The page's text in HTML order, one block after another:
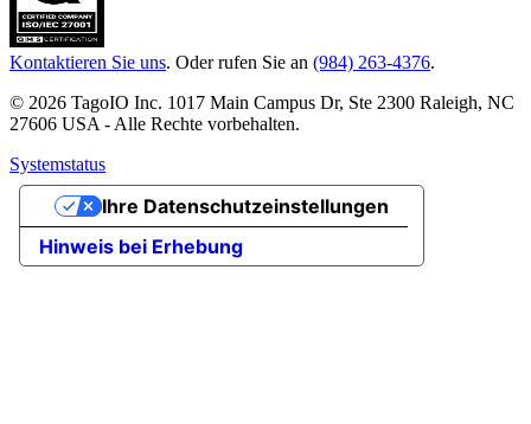
Kontaktieren Sie uns. Oder rufen Sie an (984) 263-4376.
© 2026 TagoIO Inc. 1017 Main Campus Dr, Ste 2300 Raleigh, NC
27606 USA - Alle Rechte vorbehalten.
Systemstatus
Hinweis bei Erhebung
Ihre Datenschutzeinstellungen